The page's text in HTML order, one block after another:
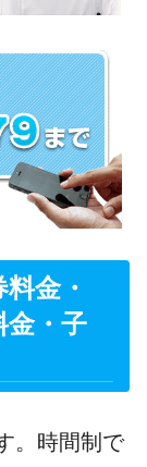
金・
金・子
。時間制で